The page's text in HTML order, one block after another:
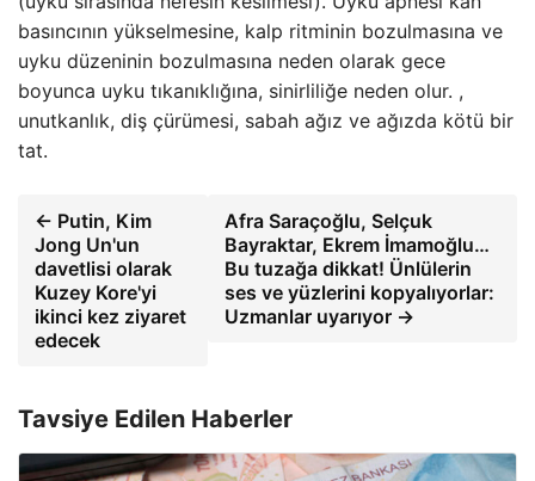
basıncının yükselmesine, kalp ritminin bozulmasına ve
uyku düzeninin bozulmasına neden olarak gece
boyunca uyku tıkanıklığına, sinirliliğe neden olur. ,
unutkanlık, diş çürümesi, sabah ağız ve ağızda kötü bir
tat.
← Putin, Kim
Jong Un'un
davetlisi olarak
Kuzey Kore'yi
ikinci kez ziyaret
edecek
Afra Saraçoğlu, Selçuk
Bayraktar, Ekrem İmamoğlu…
Bu tuzağa dikkat! Ünlülerin
ses ve yüzlerini kopyalıyorlar:
Uzmanlar uyarıyor →
Tavsiye Edilen Haberler